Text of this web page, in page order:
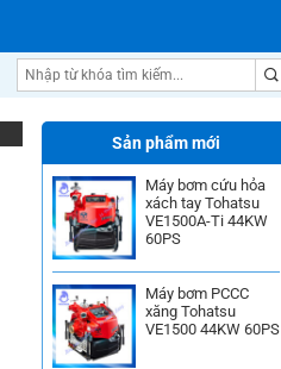
Máy bơm nước SeaLand
Sản phẩm mới
Máy bơm cứu hỏa
xách tay Tohatsu
VE1500A-Ti 44KW
60PS
Máy bơm PCCC
xăng Tohatsu
VE1500 44KW 60PS